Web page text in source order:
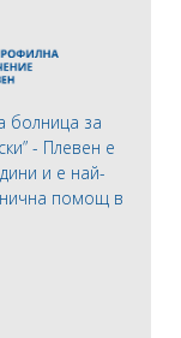
болница за
- Плевен е
и е най-
помощ в